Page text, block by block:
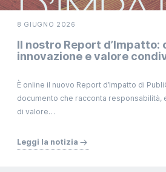
8 GIUGNO 2026
Il nostro Report d’Impatto:
innovazione e valore
È online il nuovo Report d’Impatto di
documento che racconta responsabilità,
di valore…
Leggi la notizia